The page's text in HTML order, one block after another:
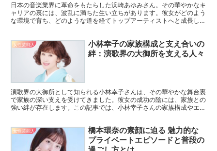
日本の音楽業界に革命をもたらした浜崎あゆみさん。その華やかなキ
ャリアの裏には、波乱に満ちた生い立ちがあります。彼女がどのよう
な環境で育ち、どのような道を経てトップアーティストへと成長した
女性芸能人
小林幸子の家族構成と支え合いの
絆：演歌界の大御所を支える人々
演歌界の大御所として知られる小林幸子さんは、その華やかな舞台裏
で家族の深い支えを受けてきました。彼女の成功の陰には、家族との
強い絆が存在します。この記事では、小林幸子さんの家族構成やエピ
女性芸能人
橋本環奈の素顔に迫る 魅力的な
プライベートエピソードと普段の